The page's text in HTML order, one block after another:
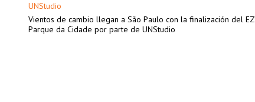
UNStudio
Vientos de cambio llegan a São Paulo con la finalización del EZ
Parque da Cidade por parte de UNStudio